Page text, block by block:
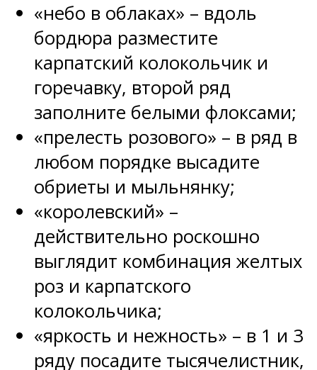
«небо в облаках» – вдоль
бордюра разместите
карпатский колокольчик и
горечавку, второй ряд
заполните белыми флоксами;
«прелесть розового» – в ряд в
любом порядке высадите
обриеты и мыльнянку;
«королевский» –
действительно роскошно
выглядит комбинация желтых
роз и карпатского
колокольчика;
«яркость и нежность» – в 1 и 3
ряду посадите тысячелистник,